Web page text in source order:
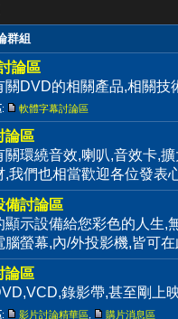
群組
論區
關DVD的相關產品,相關技
: 軟體字幕討論區
論區
關環繞音效,喇叭,音效卡,
,我們也相當歡迎各位發表
備討論區
顯示設備給您彩色的人生,
腦螢幕,內/外投影機,皆可
論區
錄影帶,甚至剛上
: 影片討論精華區 購片消息區